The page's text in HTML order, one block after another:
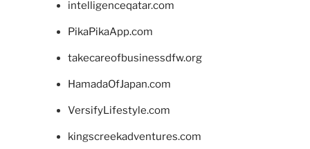
intelligenceqatar.com
PikaPikaApp.com
takecareofbusinessdfw.org
HamadaOfJapan.com
VersifyLifestyle.com
kingscreekadventures.com